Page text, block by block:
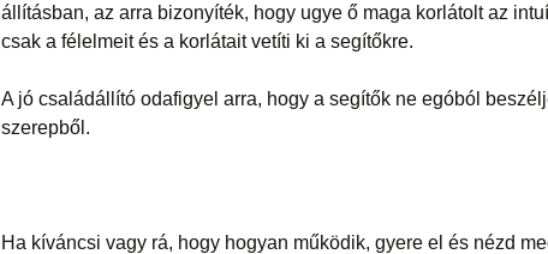
állításban, az arra bizonyíték, hogy ugye ő maga korlátolt az
csak a félelmeit és a korlátait vetíti ki a segítőkre.
A jó családállító odafigyel arra, hogy a segítők ne egóból
szerepből.
Ha kíváncsi vagy rá, hogy hogyan működik, gyere el és nézd